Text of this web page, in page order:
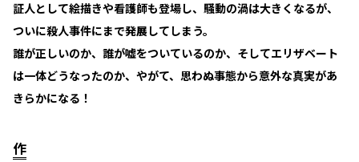
証人として絵描きや看護師も登場し、騒動の渦は大きくなるが、
ついに殺人事件にまで発展してしまう。
誰が正しいのか、誰が嘘をついているのか、そしてエリザベート
は一体どうなったのか、やがて、思わぬ事態から意外な真実があ
きらかになる！
作